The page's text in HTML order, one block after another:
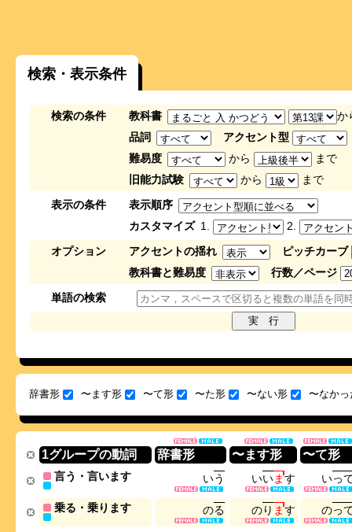
検索・表示条件
検索の条件 教科書
か
品詞
アクセント型
難易度
から
まで
旧能力試験
から
まで
表示の条件
表示順序
カスタマイズ 1.
2.
オプション
アクセントの揺れ
ピッチカーブ
教科書と難易度
行数／ページ
単語の検索
辞書形 〜ます形 〜て形 〜た形 〜ない形 〜なかっ
1グループの動詞 辞書形 〜ます形 〜て形
言う・言います いう いいます いっ
乗る・乗ります のる のり ます のっ